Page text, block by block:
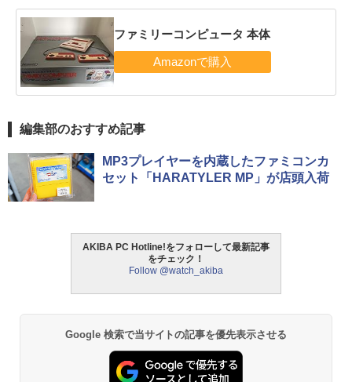
ファミリーコンピュータ 本体
編集部のおすすめ記事
MP3プレイヤーを内蔵したファミコンカ
セット「HARATYLER MP」が店頭入荷
AKIBA PC Hotline!をフォローして最新記事
をチェック！
Follow @watch_akiba
Google 検索で当サイトの記事を優先表示させる